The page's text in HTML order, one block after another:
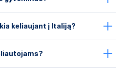
keliaujant į Italiją?